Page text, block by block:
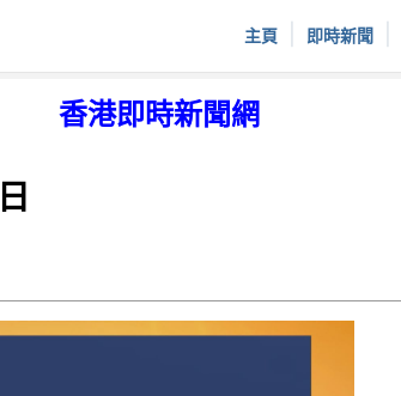
主頁 即時新聞
香港即時新聞網